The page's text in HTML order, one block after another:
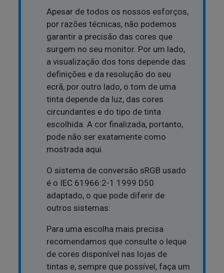
Apesar de todos os nossos esforços,
por razões técnicas, não podemos
garantir a precisão das cores que
surgem no seu monitor. Por um lado,
a visualização dos tons depende das
definições e da resolução do seu
ecrã, por outro lado, o tom de uma
tinta depende da luz, das cores
circundantes e do tipo de tinta
escolhida. A cor finalizada, portanto,
pode não ser exatamente como
mostrada aqui.
O sistema de conversão sRGB usado
é o IEC 61966:2-1 1999 D50
adaptado, o que pode diferir de
outros sistemas.
Para uma escolha mais precisa
recomendamos que consulte o leque
de cores disponível nas lojas de
tintas e, sempre que possível, faça um